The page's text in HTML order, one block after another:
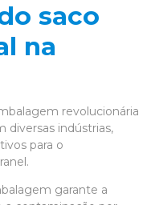
saco
na
revolucionária
diversas indústrias,
para o
garante a